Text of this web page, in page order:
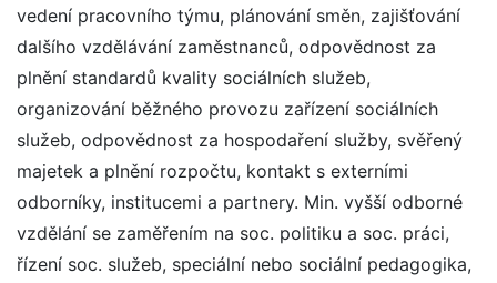
vedení pracovního týmu, plánování směn, zajišťování
dalšího vzdělávání zaměstnanců, odpovědnost za
plnění standardů kvality sociálních služeb,
organizování běžného provozu zařízení sociálních
služeb, odpovědnost za hospodaření služby, svěřený
majetek a plnění rozpočtu, kontakt s externími
odborníky, institucemi a partnery. Min. vyšší odborné
vzdělání se zaměřením na soc. politiku a soc. práci,
řízení soc. služeb, speciální nebo sociální pedagogika,